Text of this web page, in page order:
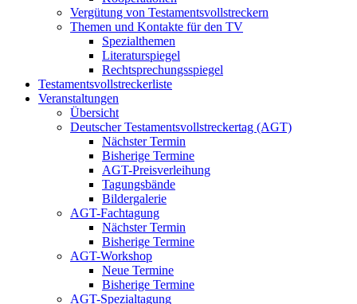
Vergütung von Testamentsvollstreckern
Themen und Kontakte für den TV
Spezialthemen
Literaturspiegel
Rechtsprechungsspiegel
Testamentsvollstreckerliste
Veranstaltungen
Übersicht
Deutscher Testamentsvollstreckertag (AGT)
Nächster Termin
Bisherige Termine
AGT-Preisverleihung
Tagungsbände
Bildergalerie
AGT-Fachtagung
Nächster Termin
Bisherige Termine
AGT-Workshop
Neue Termine
Bisherige Termine
AGT-Spezialtagung